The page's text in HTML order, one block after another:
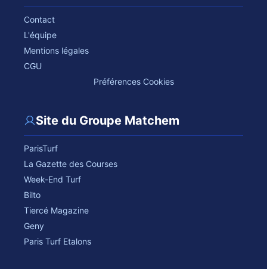
Contact
L'équipe
Mentions légales
CGU
Préférences Cookies
Site du Groupe Matchem
ParisTurf
La Gazette des Courses
Week-End Turf
Bilto
Tiercé Magazine
Geny
Paris Turf Etalons